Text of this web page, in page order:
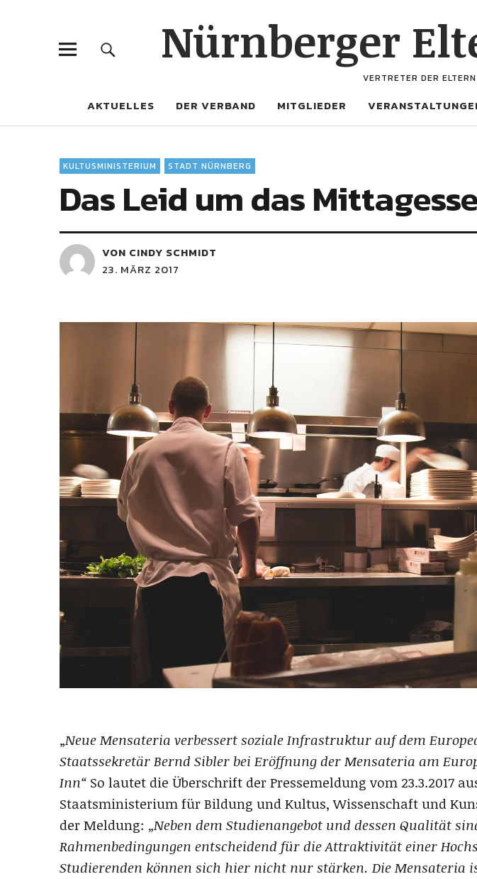
Nürnberger
VERTRETER DER
AKTUELLES DER VERBAND MITGLIEDER
KULTUSMINISTERIUM STADT NÜRNBERG
Das Leid um das
VON CINDY SCHMIDT
23. MÄRZ 2017
„Neue Mensateria verbessert soziale Infrastruktur auf dem
Staatssekretär Bernd Sibler bei Eröffnung der Mensateria am
Inn“ So lautet die Überschrift der Pressemeldung vom 23.3.2017
Staatsministerium für Bildung und Kultus, Wissenschaft und
der Meldung: „Neben dem Studienangebot und dessen Qualität
Rahmenbedingungen entscheidend für die Attraktivität einer
Studierenden können sich hier nicht nur stärken. Die Mensateria